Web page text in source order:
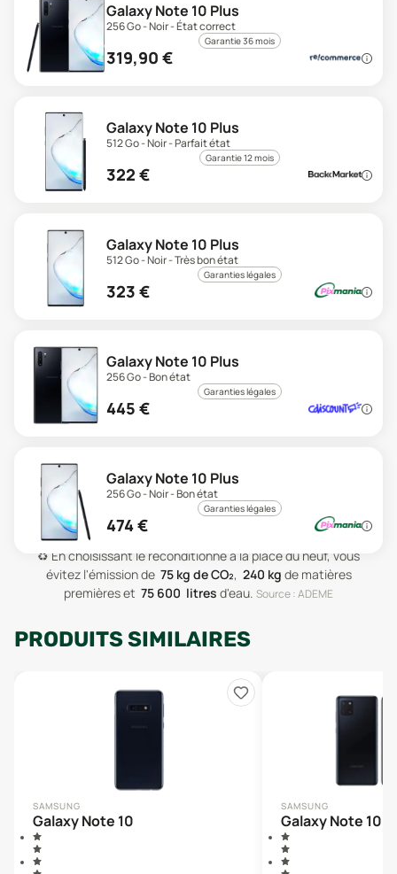
Galaxy Note 10 Plus
256 Go - Noir - État correct
Garantie 36 mois
319,90 €
Galaxy Note 10 Plus
512 Go - Noir - Parfait état
Garantie 12 mois
322 €
Galaxy Note 10 Plus
512 Go - Noir - Très bon état
Garanties légales
323 €
Galaxy Note 10 Plus
256 Go - Bon état
Garanties légales
445 €
Galaxy Note 10 Plus
256 Go - Noir - Bon état
Garanties légales
474€
♻️ En choisissant le reconditionné à la place du neuf, vous
évitez l'émission de 75 kg de CO₂, 240 kg de matières
premièreset 75 600 litres d'eau. Source : ADEME
PRODUITS SIMILAIRES
SAMSUNG
Galaxy Note 10
SAMSUNG
Galaxy Note 10